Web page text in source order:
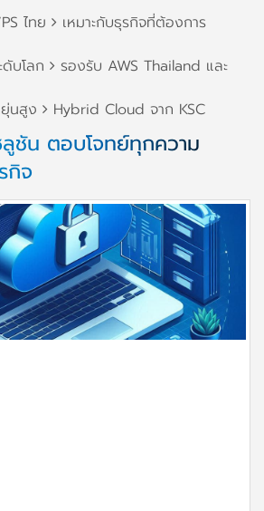
ไทย เหมาะกับธุรกิจที่ต้องการ
ดับโลก รองรับ AWS Thailand และ
ยุ่นสูง Hybrid Cloud จาก KSC
ลูชัน ตอบโจทย์ทุกความ
กิจ